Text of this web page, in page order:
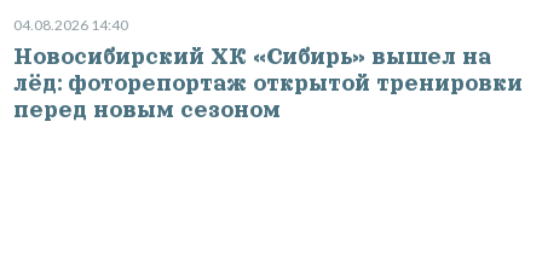
04.08.2026 14:40
Новосибирский ХК «Сибирь» вышел на
лёд: фоторепортаж открытой тренировки
перед новым сезоном